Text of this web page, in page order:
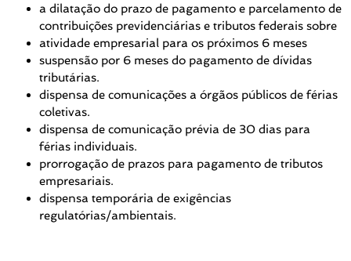
a dilatação do prazo de pagamento e parcelamento de
contribuições previdenciárias e tributos federais sobre
atividade empresarial para os próximos 6 meses
suspensão por 6 meses do pagamento de dívidas
tributárias.
dispensa de comunicações a órgãos públicos de férias
coletivas.
dispensa de comunicação prévia de 30 dias para
férias individuais.
prorrogação de prazos para pagamento de tributos
empresariais.
dispensa temporária de exigências
regulatórias/ambientais.